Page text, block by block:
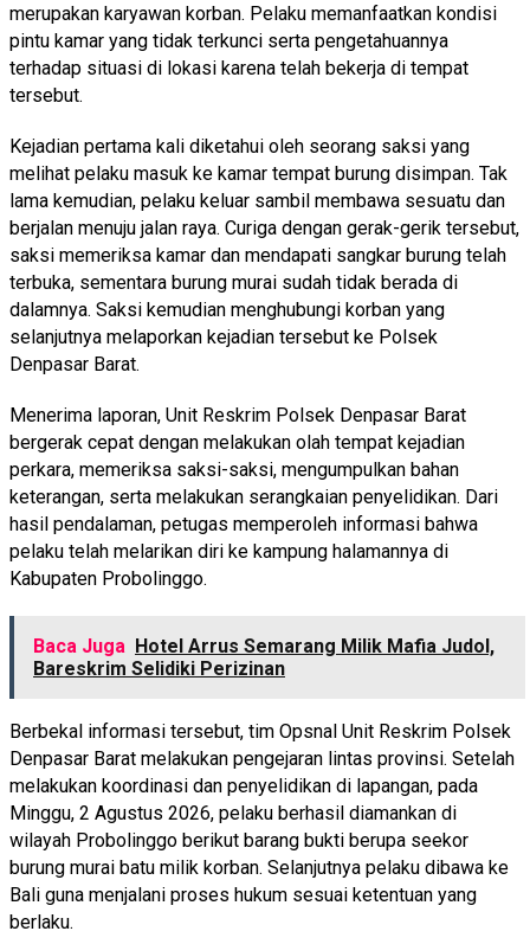
merupakan karyawan korban. Pelaku memanfaatkan kondisi
pintu kamar yang tidak terkunci serta pengetahuannya
terhadap situasi di lokasi karena telah bekerja di tempat
tersebut.
Kejadian pertama kali diketahui oleh seorang saksi yang
melihat pelaku masuk ke kamar tempat burung disimpan. Tak
lama kemudian, pelaku keluar sambil membawa sesuatu dan
berjalan menuju jalan raya. Curiga dengan gerak-gerik tersebut,
saksi memeriksa kamar dan mendapati sangkar burung telah
terbuka, sementara burung murai sudah tidak berada di
dalamnya. Saksi kemudian menghubungi korban yang
selanjutnya melaporkan kejadian tersebut ke Polsek
Denpasar Barat.
Menerima laporan, Unit Reskrim Polsek Denpasar Barat
bergerak cepat dengan melakukan olah tempat kejadian
perkara, memeriksa saksi-saksi, mengumpulkan bahan
keterangan, serta melakukan serangkaian penyelidikan. Dari
hasil pendalaman, petugas memperoleh informasi bahwa
pelaku telah melarikan diri ke kampung halamannya di
Kabupaten Probolinggo.
Baca Juga Hotel Arrus Semarang Milik Mafia Judol,
Bareskrim Selidiki Perizinan
Berbekal informasi tersebut, tim Opsnal Unit Reskrim Polsek
Denpasar Barat melakukan pengejaran lintas provinsi. Setelah
melakukan koordinasi dan penyelidikan di lapangan, pada
Minggu, 2 Agustus 2026, pelaku berhasil diamankan di
wilayah Probolinggo berikut barang bukti berupa seekor
burung murai batu milik korban. Selanjutnya pelaku dibawa ke
Bali guna menjalani proses hukum sesuai ketentuan yang
berlaku.